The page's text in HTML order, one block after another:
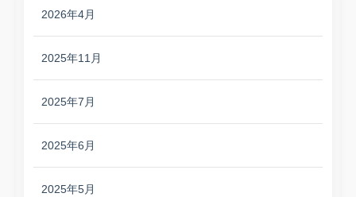
2026年4月
2025年11月
2025年7月
2025年6月
2025年5月